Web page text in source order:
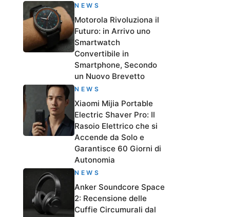
NEWS
Motorola Rivoluziona il
Futuro: in Arrivo uno
Smartwatch
Convertibile in
Smartphone, Secondo
un Nuovo Brevetto
NEWS
Xiaomi Mijia Portable
Electric Shaver Pro: Il
Rasoio Elettrico che si
Accende da Solo e
Garantisce 60 Giorni di
Autonomia
NEWS
Anker Soundcore Space
2: Recensione delle
Cuffie Circumurali dal